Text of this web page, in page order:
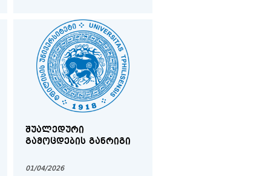
ᲨᲣᲐᲚᲔᲓᲣᲠᲘ
ᲒᲐᲛᲝᲪᲓᲔᲑᲘᲡ ᲒᲐᲜᲠᲘᲒᲘ
01/04/2026